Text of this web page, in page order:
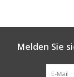
Melden Sie